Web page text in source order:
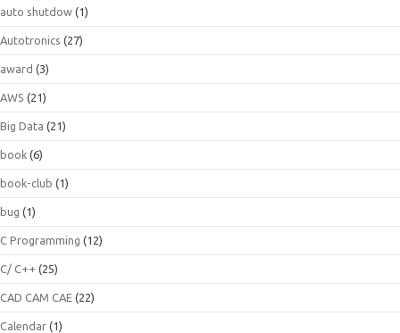
auto shutdow (1)
Autotronics (27)
award (3)
AWS (21)
Big Data (21)
book (6)
book-club (1)
bug (1)
C Programming (12)
C/ C++ (25)
CAD CAM CAE (22)
Calendar (1)